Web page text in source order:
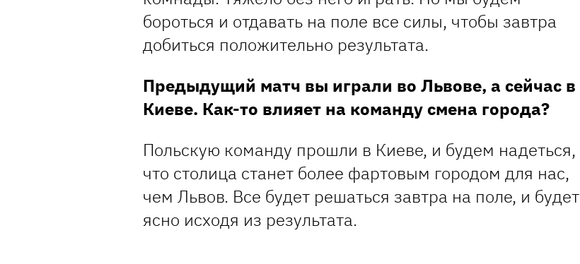
бороться и отдавать на поле все силы, чтобы завтра
добиться положительно результата.
Предыдущий матч вы играли во Львове, а сейчас в
Киеве. Как-то влияет на команду смена города?
Польскую команду прошли в Киеве, и будем надеться,
что столица станет более фартовым городом для нас,
чем Львов. Все будет решаться завтра на поле, и будет
ясно исходя из результата.